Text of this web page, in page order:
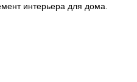
интерьера для дома.